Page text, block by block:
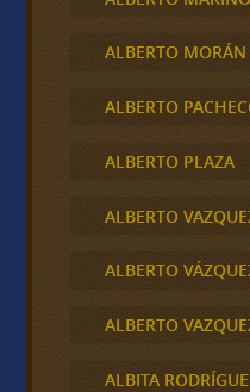
ALBERTO MORÁN
ALBERTO
ALBERTO PLAZA
ALBERTO
ALBERTO
ALBERTO
ALBITA